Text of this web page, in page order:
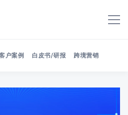
户案例 白皮书/研报 跨境营销